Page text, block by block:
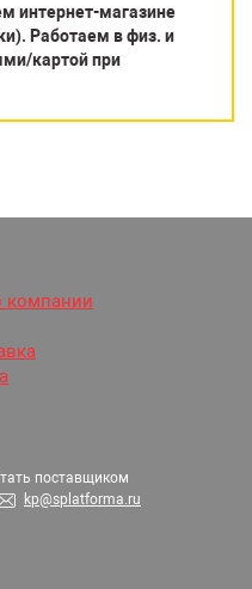
интернет-магазине
Работаем в физ. и
картой при
компании
поставщиком
kp@splatforma.ru